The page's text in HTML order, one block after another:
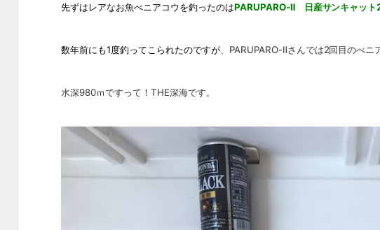
先ずはレアなお魚べニアコウを釣ったのはPARUPARO-Ⅱ 日産サンキャット
数年前にも1度釣って こられたのですが、PARUPARO-Ⅱさ んでは2回目のべニ
水深980ｍですって！ THE深海です。